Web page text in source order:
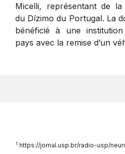
Micelli, représentant de la
du Dízimo du Portugal. La
bénéficié à une
pays avec la remise d’un
1https://jornal.usp.br/radio-usp/